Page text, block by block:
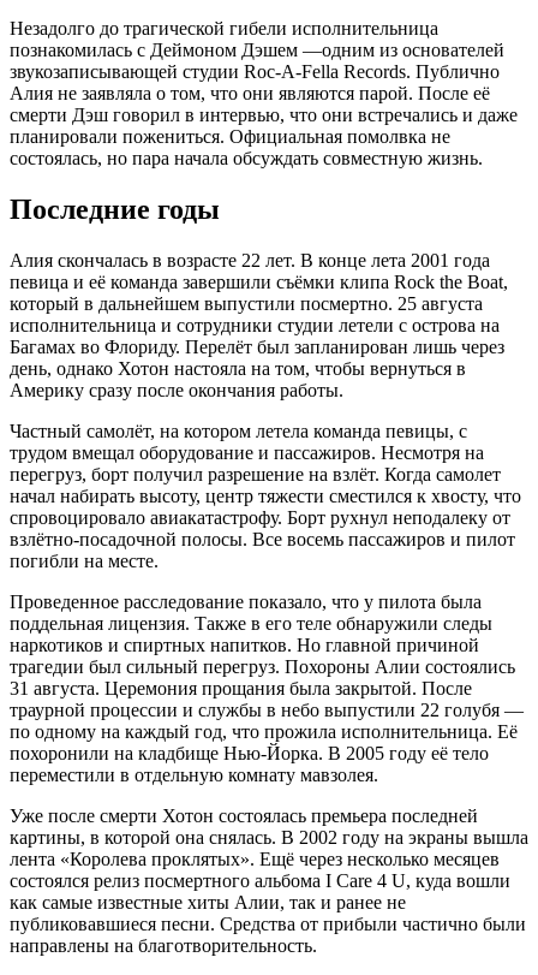
Незадолго до трагической гибели исполнительница
познакомилась с Деймоном Дэшем —одним из основателей
звукозаписывающей студии Roc-A-Fella Records. Публично
Алия не заявляла о том, что они являются парой. После её
смерти Дэш говорил в интервью, что они встречались и даже
планировали пожениться. Официальная помолвка не
состоялась, но пара начала обсуждать совместную жизнь.
Последние годы
Алия скончалась в возрасте 22 лет. В конце лета 2001 года
певица и её команда завершили съёмки клипа Rock the Boat,
который в дальнейшем выпустили посмертно. 25 августа
исполнительница и сотрудники студии летели с острова на
Багамах во Флориду. Перелёт был запланирован лишь через
день, однако Хотон настояла на том, чтобы вернуться в
Америку сразу после окончания работы.
Частный самолёт, на котором летела команда певицы, с
трудом вмещал оборудование и пассажиров. Несмотря на
перегруз, борт получил разрешение на взлёт. Когда самолет
начал набирать высоту, центр тяжести сместился к хвосту, что
спровоцировало авиакатастрофу. Борт рухнул неподалеку от
взлётно-посадочной полосы. Все восемь пассажиров и пилот
погибли на месте.
Проведенное расследование показало, что у пилота была
поддельная лицензия. Также в его теле обнаружили следы
наркотиков и спиртных напитков. Но главной причиной
трагедии был сильный перегруз. Похороны Алии состоялись
31 августа. Церемония прощания была закрытой. После
траурной процессии и службы в небо выпустили 22 голубя —
по одному на каждый год, что прожила исполнительница. Её
похоронили на кладбище Нью-Йорка. В 2005 году её тело
переместили в отдельную комнату мавзолея.
Уже после смерти Хотон состоялась премьера последней
картины, в которой она снялась. В 2002 году на экраны вышла
лента «Королева проклятых». Ещё через несколько месяцев
состоялся релиз посмертного альбома I Care 4 U, куда вошли
как самые известные хиты Алии, так и ранее не
публиковавшиеся песни. Средства от прибыли частично были
направлены на благотворительность.